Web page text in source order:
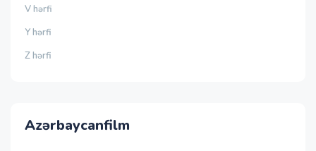
V hərfi
Y hərfi
Z hərfi
Azərbaycanfilm